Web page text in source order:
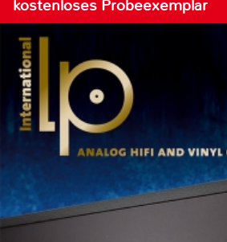
kostenloses Probeexemplar